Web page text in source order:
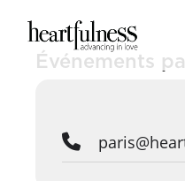
Événements